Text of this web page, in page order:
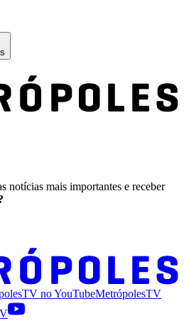
notícias mais importantes e receber
noYouTubeMetrópolesTV